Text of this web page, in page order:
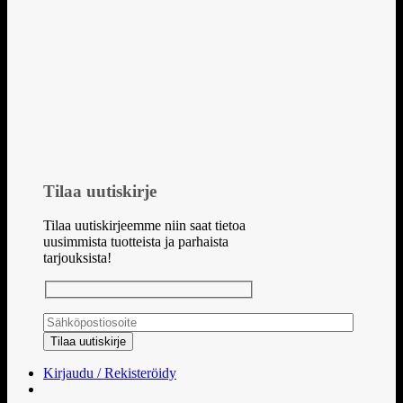
Tilaa uutiskirje
Tilaa uutiskirjeemme niin saat tietoa
uusimmista tuotteista ja parhaista
tarjouksista!
Kirjaudu / Rekisteröidy